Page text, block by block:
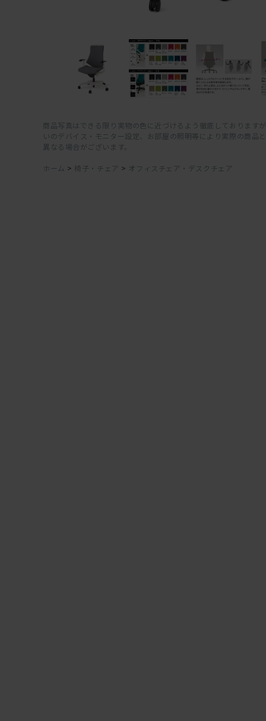
商品写真はできる限り実物の色に近づけるよう徹底しております
いのデバイス・モニター設定、お部屋の照明等により実際の商品
異なる場合がございます。
ホーム > 椅子・チェア > オフィスチェア・デスクチェア